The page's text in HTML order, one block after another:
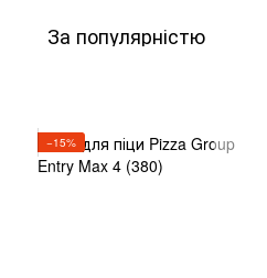
За популярністю
−15%